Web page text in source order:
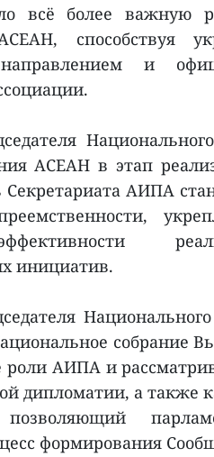
всё более важную
АСЕАН, способствуя
и
АСЕАН в этап
АИПА
инициатив.
собрание
роли АИПА и
дипломатии, а также
позволяющий
формирования